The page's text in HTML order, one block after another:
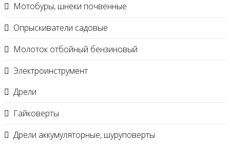
Мотобуры, шнеки почвенные
Опрыскиватели садовые
Молоток отбойный бензиновый
Электроинструмент
Дрели
Гайковерты
Дрели аккумуляторные, шуруповерты